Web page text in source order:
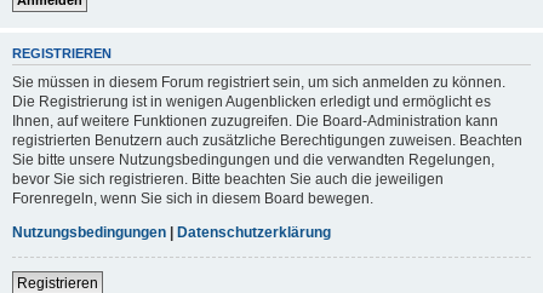
REGISTRIEREN
Sie müssen in diesem Forum registriert sein, um sich anmelden zu können.
Die Registrierung ist in wenigen Augenblicken erledigt und ermöglicht es
Ihnen, auf weitere Funktionen zuzugreifen. Die Board-Administration kann
registrierten Benutzern auch zusätzliche Berechtigungen zuweisen. Beachten
Sie bitte unsere Nutzungsbedingungen und die verwandten Regelungen,
bevor Sie sich registrieren. Bitte beachten Sie auch die jeweiligen
Forenregeln, wenn Sie sich in diesem Board bewegen.
Nutzungsbedingungen | Datenschutzerklärung
Registrieren